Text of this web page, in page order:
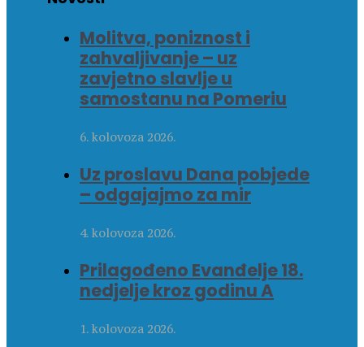
Molitva, poniznost i
zahvaljivanje – uz
zavjetno slavlje u
samostanu na Pomeriu
6. kolovoza 2026.
Uz proslavu Dana pobjede
– odgajajmo za mir
4. kolovoza 2026.
Prilagođeno Evanđelje 18.
nedjelje kroz godinu A
1. kolovoza 2026.